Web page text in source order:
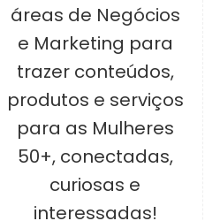
áreas de Negócios
e Marketing para
trazer conteúdos,
produtos e serviços
para as Mulheres
50+, conectadas,
curiosas e
interessadas!